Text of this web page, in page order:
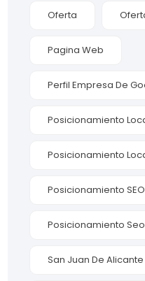
Oferta
Pagina Web
Perfil Empresa De
Posicionamiento
Posicionamiento
Posicionamiento
Posicionamiento
San Juan De Alicante